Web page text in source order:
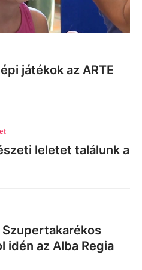
játékok az ARTE
leletet találunk a
idén az Alba Regia